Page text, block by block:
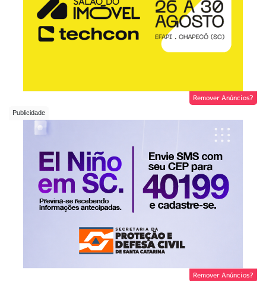
Remover Anúncios?
Remover Anúncios?